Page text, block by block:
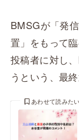
BMSGが「発
置」をもって
投稿者に対し
うという、最
あわせて読みたい